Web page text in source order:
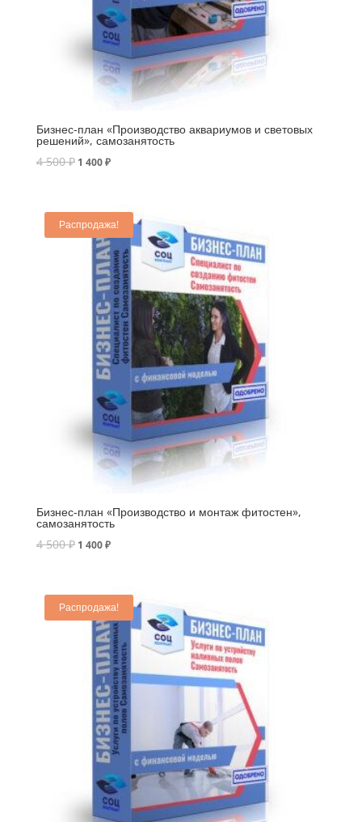
Бизнес-план «Производство аквариумов и световых
решений», самозанятость
4 500₽ 1 400₽
Распродажа!
Бизнес-план «Производство и монтаж фитостен»,
самозанятость
4 500₽ 1 400₽
Распродажа!